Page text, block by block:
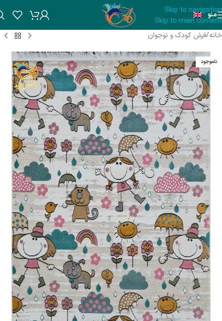
Skip to navigation
Skip to main content
منو
خانه/فرش کودک و نوجوان
ناموجود